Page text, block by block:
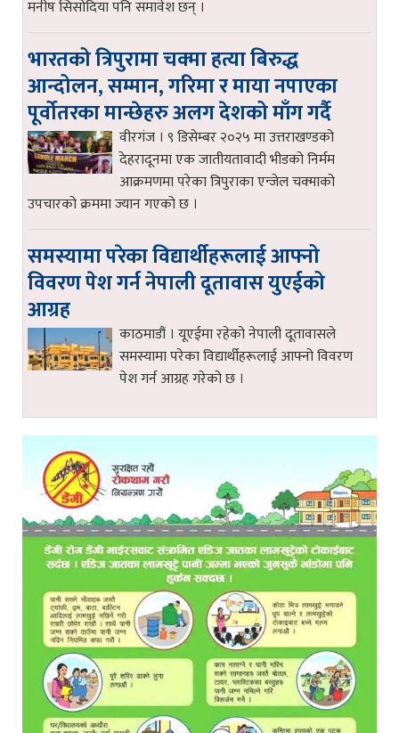
मनीष सिसोदिया पनि समावेश छन् ।
भारतको त्रिपुरामा चक्मा हत्या बिरुद्ध
आन्दोलन, सम्मान, गरिमा र माया नपाएका
पूर्वोतरका मान्छेहरु अलग देशको माँग गर्दै
वीरगंज । ९ डिसेम्बर २०२५ मा उत्तराखण्डको
देहरादूनमा एक जातीयतावादी भीडको निर्मम
आक्रमणमा परेका त्रिपुराका एन्जेल चक्माको
उपचारको क्रममा ज्यान गएको छ ।
समस्यामा परेका विद्यार्थीहरूलाई आफ्नो
विवरण पेश गर्न नेपाली दूतावास युएईको
आग्रह
काठमाडौं । यूएईमा रहेको नेपाली दूतावासले
समस्यामा परेका विद्यार्थीहरूलाई आफ्नो विवरण
पेश गर्न आग्रह गरेको छ ।